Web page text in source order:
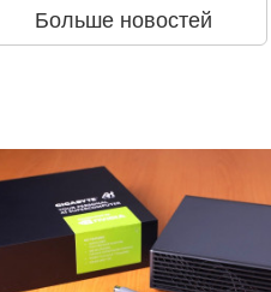
Больше новостей